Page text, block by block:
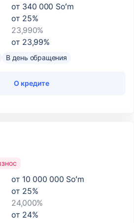
от 340 000 Soʻm
от 25%
23,990%
от 23,99%
В день обращения
О кредите
от 10 000 000 Soʻm
от 25%
24,000%
от 24%